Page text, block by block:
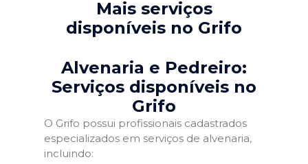
Mais serviços
disponíveis no Grifo
Alvenaria e Pedreiro:
Serviços disponíveis no
Grifo
O Grifo possui profissionais cadastrados
especializados em serviços de alvenaria,
incluindo: